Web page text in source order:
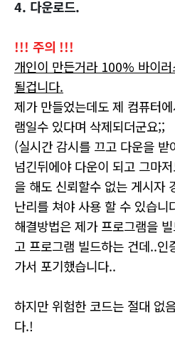
4. 다운로드.
!!! 주의 !!!
개인이 만든거라 100% 바이
될겁니다.
제가 만들었는데도 제 컴퓨터
램일수 있다며 삭제되더군요;;
(실시간 감시를 끄고 다운을
넘긴뒤에야 다운이 되고 그마
을 해도 신뢰할수 없는 게시자
난리를 쳐야 사용 할 수 있습니
해결방법은 제가 프로그램을
고 프로그램 빌드하는 건데..인
가서 포기했습니다..
하지만 위험한 코드는 절대 없
다.!